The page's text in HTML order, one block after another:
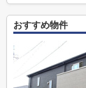
おすすめ物件